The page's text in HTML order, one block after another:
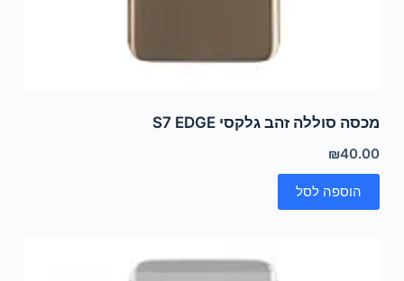
מכסה סוללה זהב גלקסי S7 EDGE
₪40.00
הוספה לסל